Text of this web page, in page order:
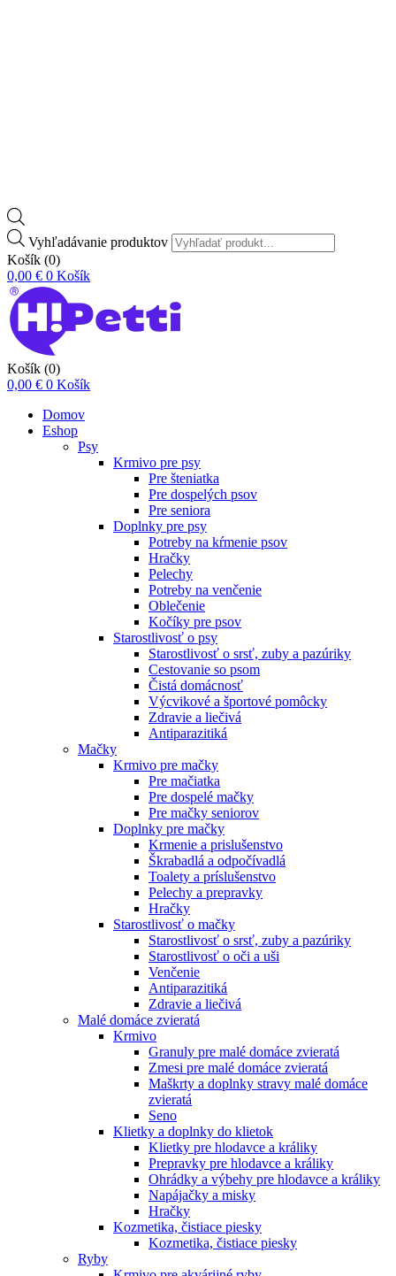
Vyhľadávanie produktov
Košík (0)
0,00 € 0 Košík
Košík (0)
0,00 € 0 Košík
Domov
Eshop
Psy
Krmivo pre psy
Pre šteniatka
Pre dospelých psov
Pre seniora
Doplnky pre psy
Potreby na kŕmenie psov
Hračky
Pelechy
Potreby na venčenie
Oblečenie
Kočíky pre psov
Starostlivosť o psy
Starostlivosť o srsť, zuby a pazúriky
Cestovanie so psom
Čistá domácnosť
Výcvikové a športové pomôcky
Zdravie a liečivá
Antiparazitiká
Mačky
Krmivo pre mačky
Pre mačiatka
Pre dospelé mačky
Pre mačky seniorov
Doplnky pre mačky
Krmenie a prislušenstvo
Škrabadlá a odpočívadlá
Toalety а príslušenstvo
Pelechy a prepravky
Hračky
Starostlivosť o mačky
Starostlivosť o srsť, zuby a pazúriky
Starostlivosť o oči a uši
Venčenie
Antiparazitiká
Zdravie a liečivá
Malé domáce zvieratá
Krmivo
Granuly pre malé domáce zvieratá
Zmesi pre malé domáce zvieratá
Maškrty a doplnky stravy malé domáce
zvieratá
Seno
Klietky a doplnky do klietok
Klietky pre hlodavce a králiky
Prepravky pre hlodavce a králiky
Ohrádky a výbehy pre hlodavce a králiky
Napájačky a misky
Hračky
Kozmetika, čistiace piesky
Kozmetika, čistiace piesky
Ryby